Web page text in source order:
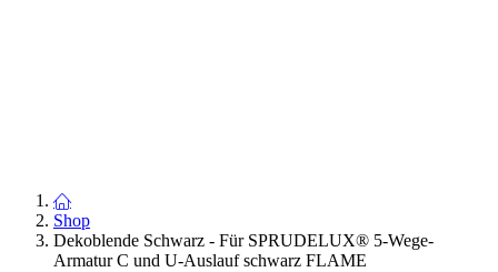
Shop
Dekoblende Schwarz - Für SPRUDELUX® 5-Wege-
Armatur C und U-Auslauf schwarz FLAME